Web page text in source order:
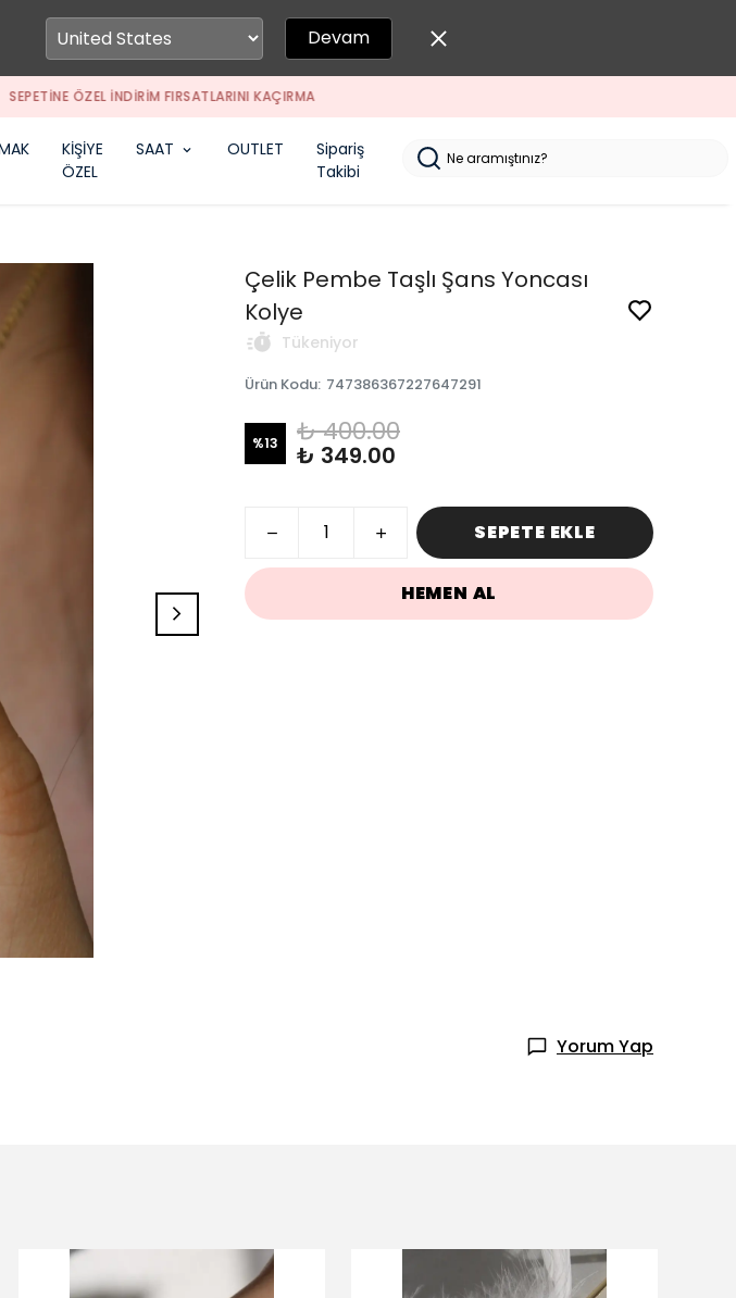
Devam
FIRSATLARINI KAÇIRMA
KİŞİYE
ÖZEL
SAAT OUTLET
Sipariş
Takibi
Çelik Pembe Taşlı Şans Yoncası
Kolye
Tükeniyor
Ürün Kodu: 747386367227647291
%13 ₺ 400.00
₺ 349.00
SEPETE EKLE
HEMEN AL
Yorum Yap